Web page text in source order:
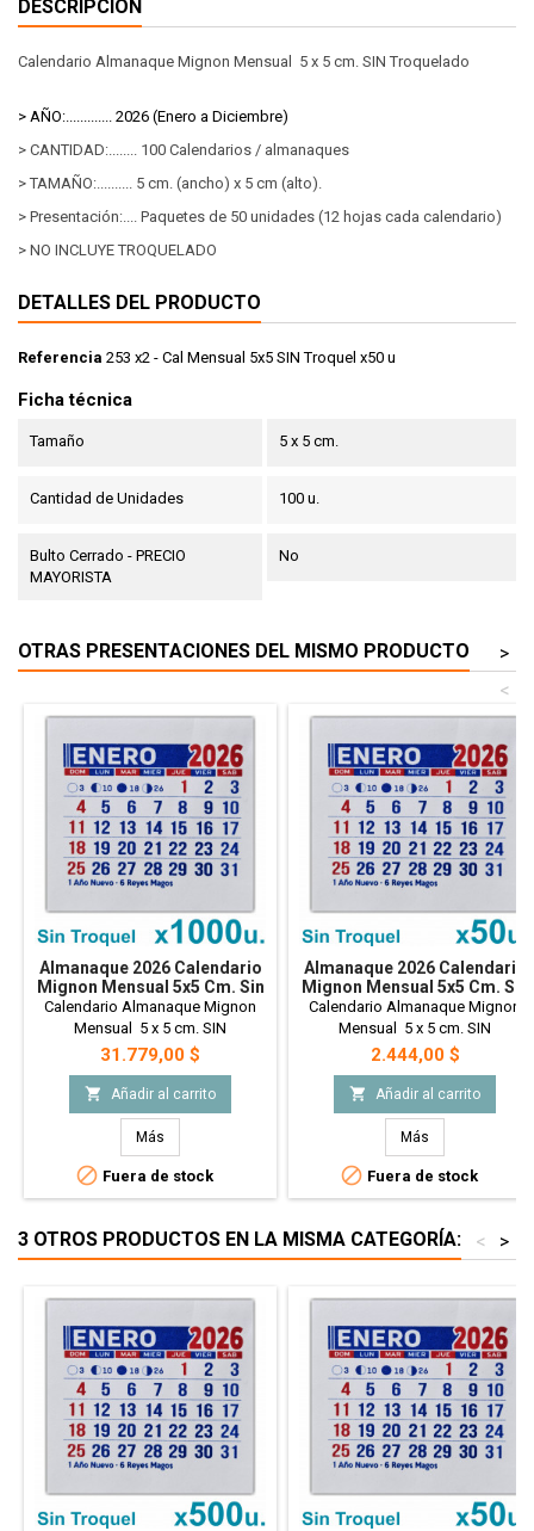
DESCRIPCIÓN
Calendario Almanaque Mignon Mensual 5 x 5 cm. SIN Troquelado
> AÑO:............. 2026 (Enero a Diciembre)
> CANTIDAD:........ 100 Calendarios / almanaques
> TAMAÑO:.......... 5 cm. (ancho) x 5 cm (alto).
> Presentación:.... Paquetes de 50 unidades (12 hojas cada calendario)
> NO INCLUYE TROQUELADO
DETALLES DEL PRODUCTO
Referencia 253 x2 - Cal Mensual 5x5 SIN Troquel x50 u
Ficha técnica
Tamaño 5 x 5 cm.
Cantidad de Unidades 100 u.
Bulto Cerrado - PRECIO
MAYORISTA
No
OTRAS PRESENTACIONES DEL MISMO PRODUCTO
>
<
Almanaque 2026 Calendario
Mignon Mensual 5x5 Cm. Sin
Troquelado X1000u.
Calendario Almanaque Mignon
Mensual 5 x 5 cm. SIN
Troquelado. 1000 Unidades
Precio
31.779,00 $
 Añadir al carrito
Más
 Fuera de stock
Almanaque 2026 Calendario
Mignon Mensual 5x5 Cm. Sin
Troquelado X50u.
Calendario Almanaque Mignon
Mensual 5 x 5 cm. SIN
Troquelado. 50 Unidades
Precio
2.444,00 $
 Añadir al carrito
Más
 Fuera de stock
3 OTROS PRODUCTOS EN LA MISMA CATEGORÍA: >
<